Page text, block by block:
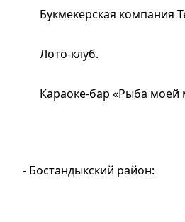
Букмекерская компания
Лото-клуб.
Караоке-бар «Рыба моей
- Бостандыкский район: